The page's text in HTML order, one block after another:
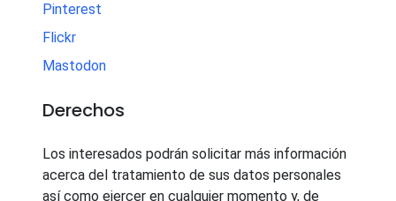
Pinterest
Flickr
Mastodon
Derechos
Los interesados podrán solicitar más información
acerca del tratamiento de sus datos personales
así como ejercer en cualquier momento y, de